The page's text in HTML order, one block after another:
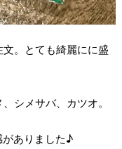
。とても綺麗にに盛
シメサバ、カツオ。
ありました♪